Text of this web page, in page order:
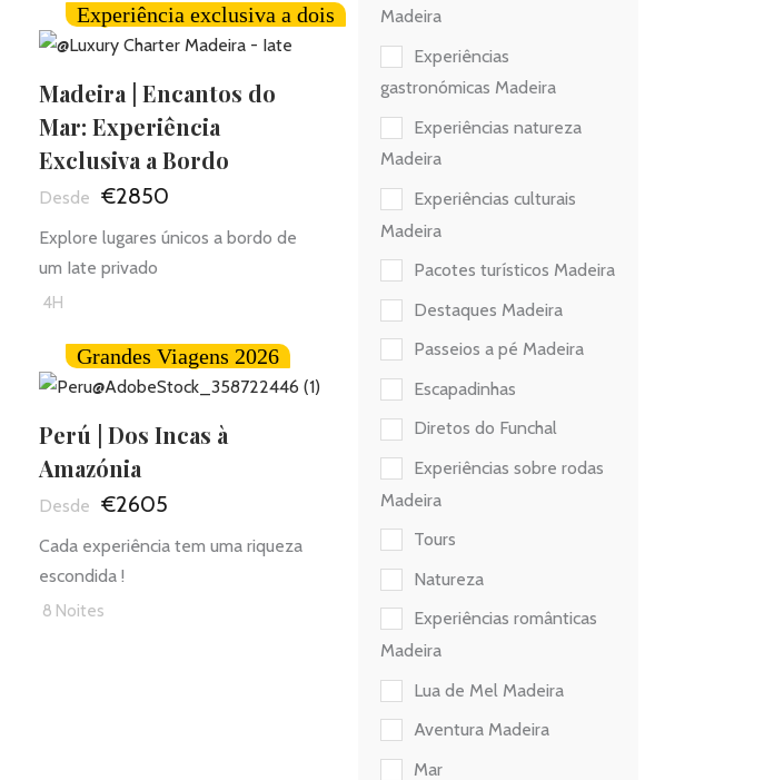
Experiência exclusiva a dois
Madeira | Encantos do
Mar: Experiência
Exclusiva a Bordo
€2850
Explore lugares únicos a bordo de
um Iate privado
4H
Grandes Viagens 2026
Perú | Dos Incas à
Amazónia
€2605
Cada experiência tem uma riqueza
escondida !
8 Noites
Madeira
Experiências
gastronómicas Madeira
Experiências natureza
Madeira
Experiências culturais
Madeira
Pacotes turísticos Madeira
Destaques Madeira
Passeios a pé Madeira
Escapadinhas
Diretos do Funchal
Experiências sobre rodas
Madeira
Tours
Natureza
Experiências românticas
Madeira
Lua de Mel Madeira
Aventura Madeira
Mar